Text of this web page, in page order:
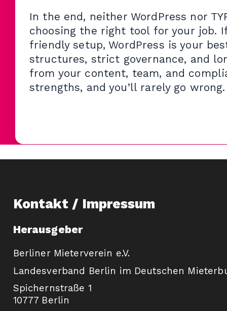
In the end, neither WordPress nor
choosing the right tool for your job.
friendly setup, WordPress is your
structures, strict governance, and
from your content, team, and
strengths, and you’ll rarely go wrong.
Kontakt / Impressum
Herausgeber
Berliner Mieterverein e.V.
Landesverband Berlin im Deutschen
Spichernstraße 1
10777 Berlin